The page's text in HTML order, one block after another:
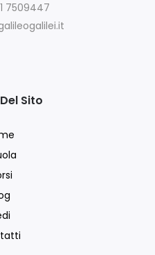
7509447
Sito